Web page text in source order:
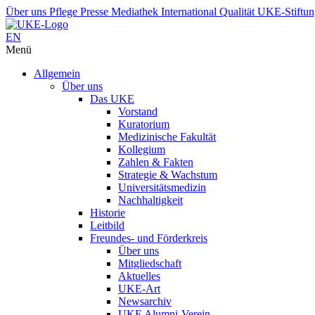
Über uns Pflege Presse Mediathek International Qualität UKE-
EN
Menü
Allgemein
Über uns
Das UKE
Vorstand
Kuratorium
Medizinische Fakultät
Kollegium
Zahlen & Fakten
Strategie & Wachstum
Universitätsmedizin
Nachhaltigkeit
Historie
Leitbild
Freundes- und Förderkreis
Über uns
Mitgliedschaft
Aktuelles
UKE-Art
Newsarchiv